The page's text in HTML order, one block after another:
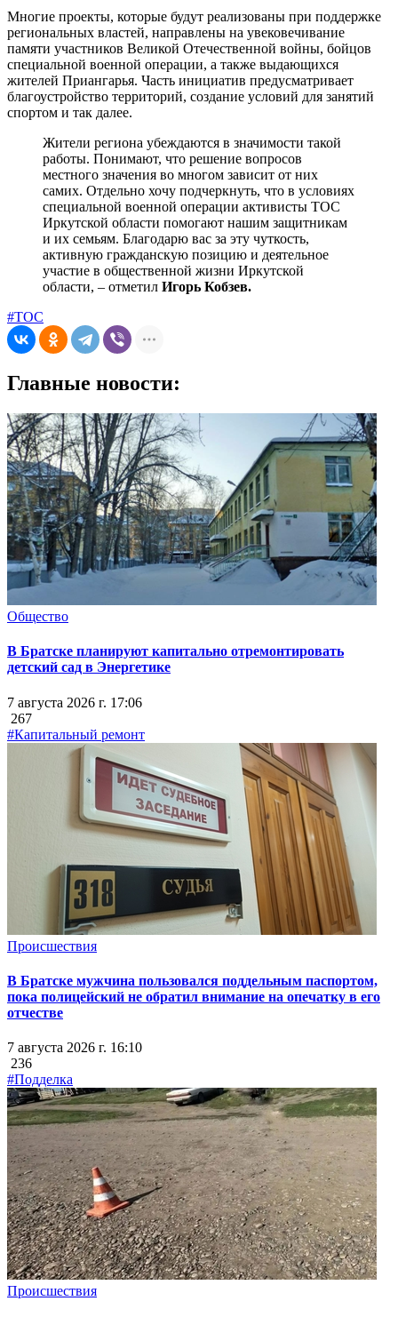
Многие проекты, которые будут реализованы при поддержке
региональных властей, направлены на увековечивание
памяти участников Великой Отечественной войны, бойцов
специальной военной операции, а также выдающихся
жителей Приангарья. Часть инициатив предусматривает
благоустройство территорий, создание условий для занятий
спортом и так далее.
Жители региона убеждаются в значимости такой
работы. Понимают, что решение вопросов
местного значения во многом зависит от них
самих. Отдельно хочу подчеркнуть, что в условиях
специальной военной операции активисты ТОС
Иркутской области помогают нашим защитникам
и их семьям. Благодарю вас за эту чуткость,
активную гражданскую позицию и деятельное
участие в общественной жизни Иркутской
области, – отметил Игорь Кобзев.
#ТОС
Главные новости:
Общество
В Братске планируют капитально отремонтировать
детский сад в Энергетике
7 августа 2026 г. 17:06
267
#Капитальный ремонт
Происшествия
В Братске мужчина пользовался поддельным паспортом,
пока полицейский не обратил внимание на опечатку в его
отчестве
7 августа 2026 г. 16:10
236
#Подделка
Происшествия